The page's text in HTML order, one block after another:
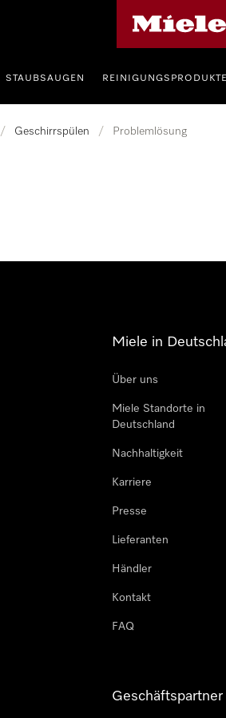
STAUBSAUGEN REINIGUNGSPRODUKTE
/ Geschirrspülen / Problemlösung
Miele in
Über uns
Miele Standorte in
Deutschland
Nachhaltigkeit
Karriere
Presse
Lieferanten
Händler
Kontakt
FAQ
Geschäftspartner